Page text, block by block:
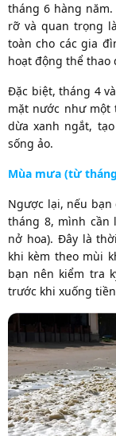
tháng 6 hàng
rỡ và quan trọng
toàn cho các gia
hoạt động thể thao
Đặc biệt, tháng 4
mặt nước như một
dừa xanh ngắt,
sống ảo.
Mùa mưa (từ
Ngược lại, nếu
tháng 8, mình cần
nở hoa). Đây là
khi kèm theo mùi
bạn nên kiểm tra
trước khi xuống